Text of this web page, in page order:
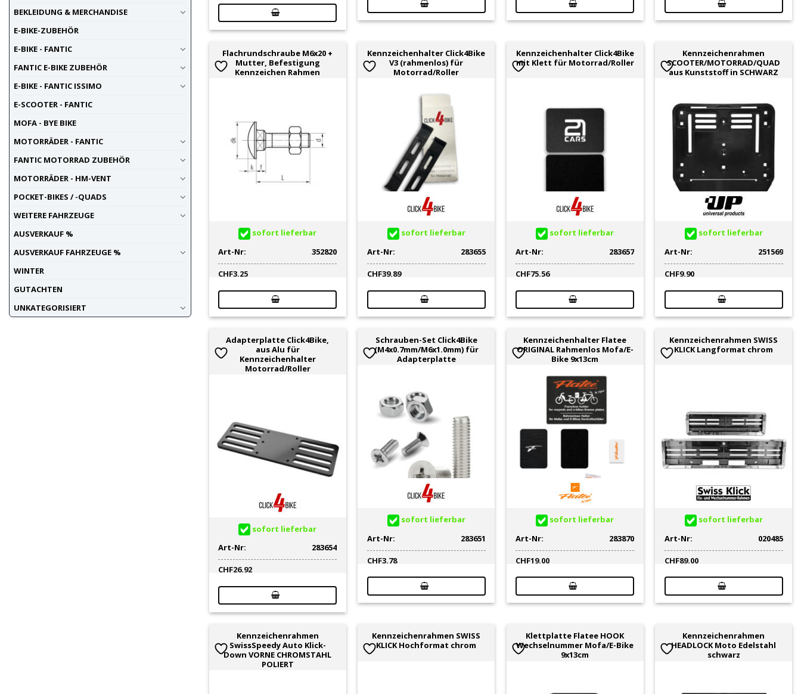
BEKLEIDUNG & MERCHANDISE
E-BIKE-ZUBEHÖR
E-BIKE - FANTIC
FANTIC E-BIKE ZUBEHÖR
E-BIKE - FANTIC ISSIMO
E-SCOOTER - FANTIC
MOFA - BYE BIKE
MOTORRÄDER - FANTIC
FANTIC MOTORRAD ZUBEHÖR
MOTORRÄDER - HM-VENT
POCKET-BIKES / -QUADS
WEITERE FAHRZEUGE
AUSVERKAUF %
AUSVERKAUF FAHRZEUGE %
WINTER
GUTACHTEN
UNKATEGORISIERT
Flachrundschraube M6x20 +
Mutter, Befestigung
Kennzeichen Rahmen
sofort lieferbar
Art-Nr:
352820
CHF3.25
Kennzeichenhalter Click4Bike
V3 (rahmenlos) für
Motorrad/Roller
sofort lieferbar
Art-Nr:
283655
CHF39.89
Kennzeichenhalter Click4Bike
mit Klett für Motorrad/Roller
sofort lieferbar
Art-Nr:
283657
CHF75.56
Kennzeichenrahmen
SCOOTER/MOTORRAD/QUAD
aus Kunststoff in SCHWARZ
sofort lieferbar
Art-Nr:
251569
CHF9.90
Adapterplatte Click4Bike,
aus Alu für
Kennzeichenhalter
Motorrad/Roller
sofort lieferbar
Art-Nr:
283654
CHF26.92
Schrauben-Set Click4Bike
(M4x0.7mm/M6x1.0mm) für
Adapterplatte
sofort lieferbar
Art-Nr:
283651
CHF3.78
Kennzeichenhalter Flatee
ORIGINAL Rahmenlos Mofa/E-
Bike 9x13cm
sofort lieferbar
Art-Nr:
283870
CHF19.00
Kennzeichenrahmen SWISS
KLICK Langformat chrom
sofort lieferbar
Art-Nr:
020485
CHF89.00
Kennzeichenrahmen
SwissSpeedy Auto Klick-
Down VORNE CHROMSTAHL
POLIERT
Kennzeichenrahmen SWISS
KLICK Hochformat chrom
Klettplatte Flatee HOOK
Wechselnummer Mofa/E-Bike
9x13cm
Kennzeichenrahmen
HEADLOCK Moto Edelstahl
schwarz